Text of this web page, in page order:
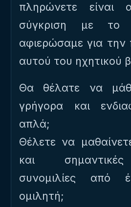
πληρώνετε είναι
σύγκριση με το
αφιερώσαμε για την
αυτού του ηχητικού
Θα θέλατε να
γρήγορα και
απλά;
Θέλετε να
και
συνομιλίες από
ομιλητή;